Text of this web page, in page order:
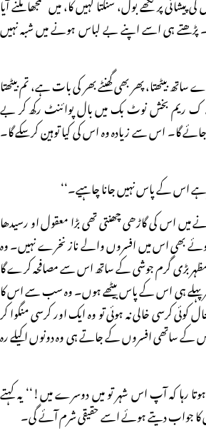
ہی اسے اپنے بے لباس ہونے میں شبہ نہیں
ساتھ بیٹھتا، پھر بھی گھنٹے بھر کی بات ہے، تم بیٹھتا
ک ریم بخش نوٹ بک میں بال پوائنٹ رکھ کر بے
گا۔ اس سے زیادہ وہ اس کی کیا توہین کرسکے گا۔
ہے اس کے پاس نہیں جانا چاہیے۔‘‘
میں اس کی گاڑھی چھنتی تھی بڑا معقول او رسیدھا
بھی اس میں افسروں والے ناز نخرے نہیں۔ وہ
مظہر بڑی گرم جوشی کے ساتھ اس سے مصافحہ کرے گا
پہلے ہی اس کے پاس بیٹھے ہوں۔ وہ سب سے اس کا
کرسی خالی نہ ہوئی تو وہ ایک اور کرسی منگوا کر
ساتھی افسروں کے جاتے ہی وہ دونوں اکیلے رہ
رہا کہ آپ اس شہر تو میں دوسرے میں!‘‘ یہ کہتے
جواب دیتے ہوئے اسے حقیقی شرم آئے گی۔